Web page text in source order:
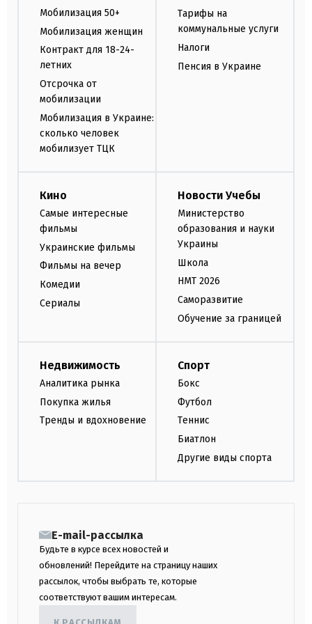
Мобилизация 50+
Мобилизация женщин
Контракт для 18-24-
летних
Отсрочка от
мобилизации
Мобилизация в Украине:
сколько человек
мобилизует ТЦК
Тарифы на
коммунальные услуги
Налоги
Пенсия в Украине
Кино
Самые интересные
фильмы
Украинские фильмы
Фильмы на вечер
Комедии
Сериалы
Новости Учебы
Министерство
образования и науки
Украины
Школа
НМТ 2026
Саморазвитие
Обучение за границей
Недвижимость
Аналитика рынка
Покупка жилья
Тренды и вдохновение
Спорт
Бокс
Футбол
Теннис
Биатлон
Другие виды спорта
E-mail-рассылка
Будьте в курсе всех новостей и
обновлений! Перейдите на страницу наших
рассылок, чтобы выбрать те, которые
соответствуют вашим интересам.